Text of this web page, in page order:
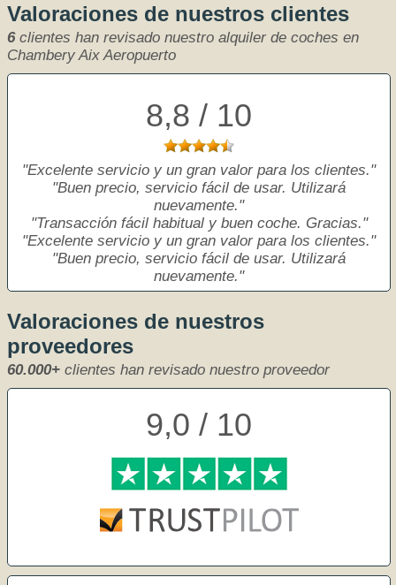
Valoraciones de nuestros clientes
6clientes han revisado nuestro alquiler de coches en
Chambery Aix Aeropuerto
8,8 / 10
Excelente servicio y un gran valor para los clientes.
Buen precio, servicio fácil de usar. Utilizará
nuevamente.
Transacción fácil habitual y buen coche. Gracias.
Excelente servicio y un gran valor para los clientes.
Buen precio, servicio fácil de usar. Utilizará
nuevamente.
Valoraciones de nuestros
proveedores
60.000+ clientes han revisado nuestro proveedor
9,0 / 10